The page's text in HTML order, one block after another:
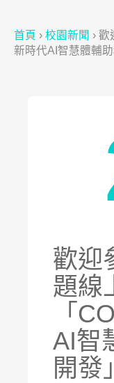
首頁 › 校園新聞 › 歡
新時代AI智慧體輔助
歡迎
題線
「
AI智
開發」